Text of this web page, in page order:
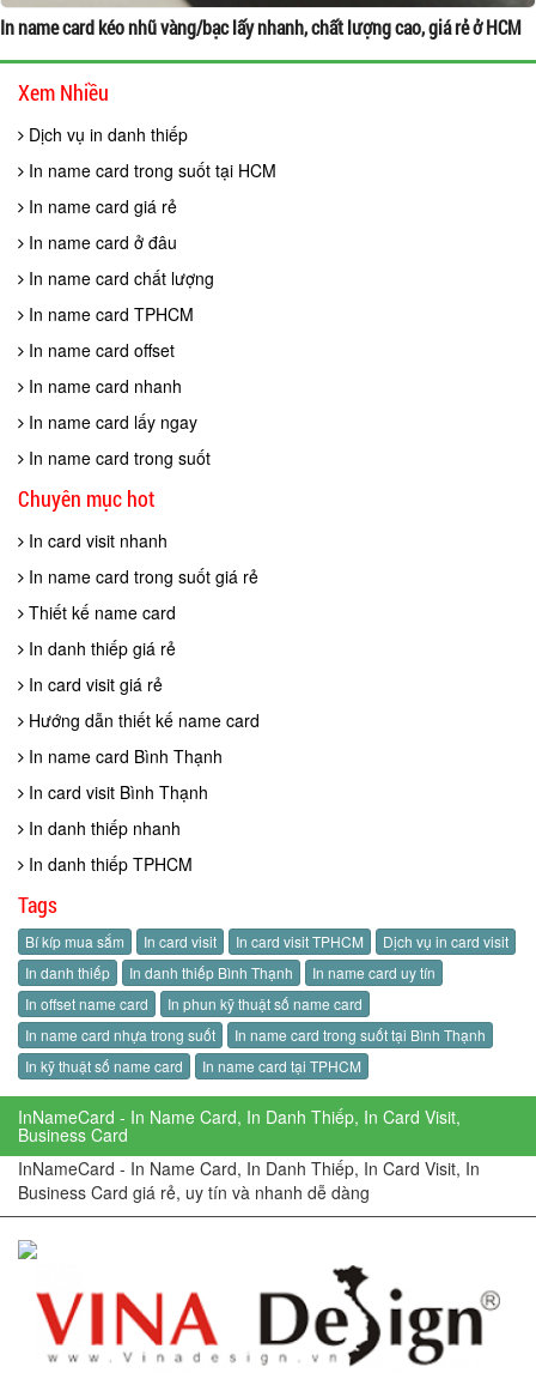
In name card kéo nhũ vàng/bạc lấy nhanh, chất lượng cao, giá rẻ ở HCM
Xem Nhiều
Dịch vụ in danh thiếp
In name card trong suốt tại HCM
In name card giá rẻ
In name card ở đâu
In name card chất lượng
In name card TPHCM
In name card offset
In name card nhanh
In name card lấy ngay
In name card trong suốt
Chuyên mục hot
In card visit nhanh
In name card trong suốt giá rẻ
Thiết kế name card
In danh thiếp giá rẻ
In card visit giá rẻ
Hướng dẫn thiết kế name card
In name card Bình Thạnh
In card visit Bình Thạnh
In danh thiếp nhanh
In danh thiếp TPHCM
Tags
Bí kíp mua sắm In card visit In card visit TPHCM
Dịch vụ in card visit
In danh thiếp
In danh thiếp Bình Thạnh
In name card uy tín
In offset name card
In phun kỹ thuật số name card
In name card nhựa trong suốt
In name card trong suốt tại Bình Thạnh
In kỹ thuật số name card
In name card tại TPHCM
InNameCard - In Name Card, In Danh Thiếp, In Card Visit,
Business Card
InNameCard - In Name Card, In Danh Thiếp, In Card Visit, In
Business Card giá rẻ, uy tín và nhanh dễ dàng